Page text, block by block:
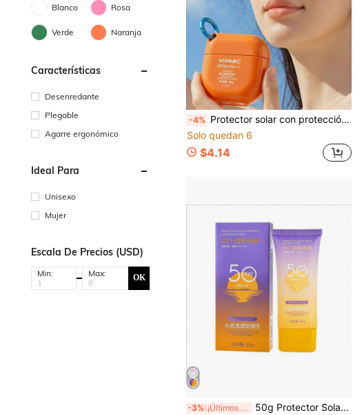
Blanco Rosa
Verde Naranja
Características
Desenredante
Plegable
Agarre ergonómico
Ideal Para
Unisexo
Mujer
Escala De Precios (USD)
Min: Max: OK
-4% Protector solar con protección UV, blanqueador y aislante, 35g, loción solar refrescante, ligera y no grasa
Solo quedan 6
$4.14
-3% ¡Últimos 2 días
50g Protector Solar Blanqueador, Loción Aislante Refrescante & Hidratante de Protección UV de Larga Duración